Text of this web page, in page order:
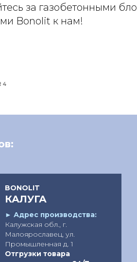
за газобетонными
Bonolit к нам!
BONOLIT
КАЛУГА
► Адрес производства:
Калужская обл., г.
Малоярославец, ул.
Промышленная д. 1
Отгрузки товара